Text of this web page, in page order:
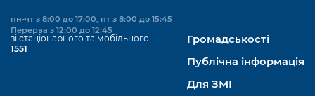
пн-чт з 8:00 до 17:00, пт з 8:00 до 15:45
Перерва з 12:00 до 12:45
зі стаціонарного та мобільного
1551
Громадськості
Публічна інформація
Для ЗМІ